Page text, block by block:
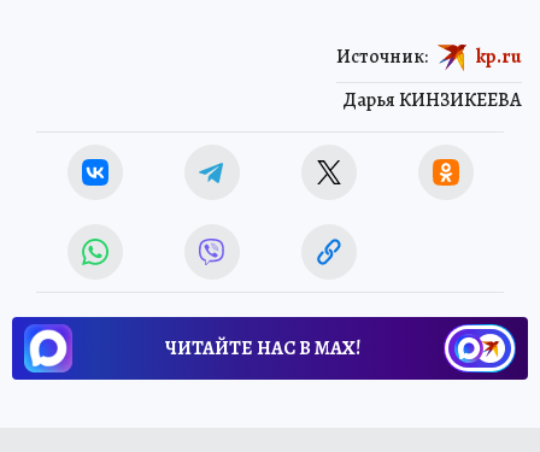
Дарья КИНЗИКЕЕВА
Источник: kp.ru
ЧИТАЙТЕ НАС В МАХ!